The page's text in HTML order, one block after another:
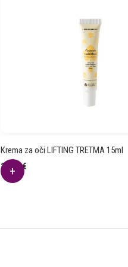
Krema za oči LIFTING TRETMA 15ml
21.82€